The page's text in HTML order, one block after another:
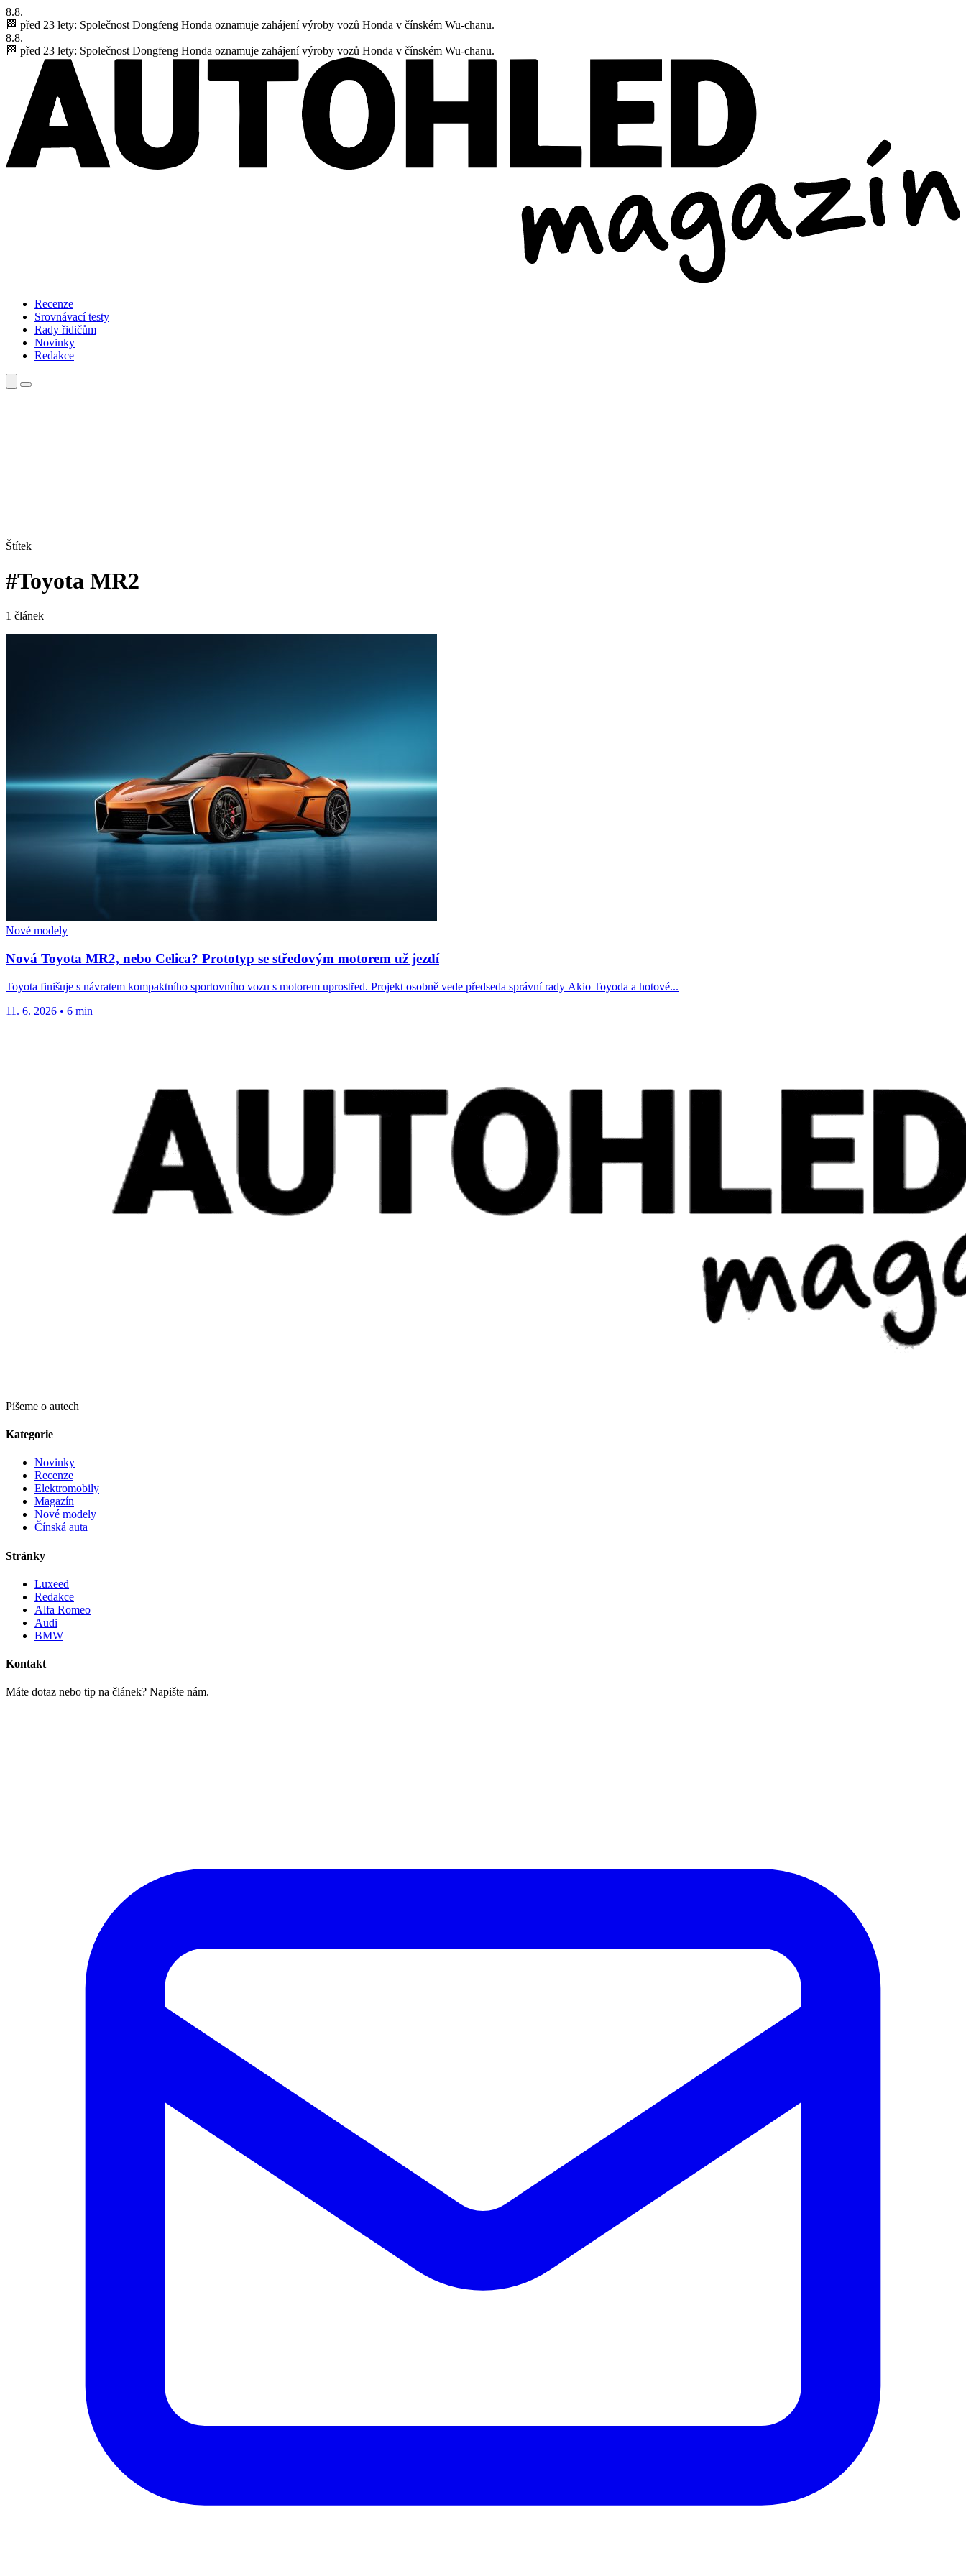
8.8.
🏁 před 23 lety: Společnost Dongfeng Honda oznamuje zahájení výroby vozů Honda v čínském Wu-chanu.
8.8.
🏁 před 23 lety: Společnost Dongfeng Honda oznamuje zahájení výroby vozů Honda v čínském Wu-chanu.
Recenze
Srovnávací testy
Rady řidičům
Novinky
Redakce
Štítek
#Toyota MR2
1 článek
Nové modely
Nová Toyota MR2, nebo Celica? Prototyp se středovým motorem už jezdí
Toyota finišuje s návratem kompaktního sportovního vozu s motorem uprostřed. Projekt osobně vede předseda správní rady Akio Toyoda a hotové...
11. 6. 2026 • 6 min
Píšeme o autech
Kategorie
Novinky
Recenze
Elektromobily
Magazín
Nové modely
Čínská auta
Stránky
Luxeed
Redakce
Alfa Romeo
Audi
BMW
Kontakt
Máte dotaz nebo tip na článek? Napište nám.